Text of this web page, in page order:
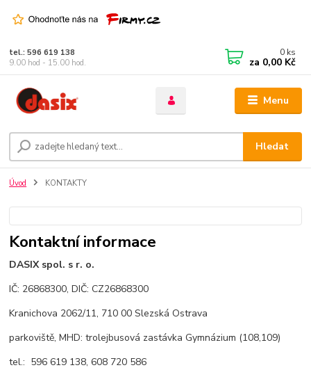
Menu
Hledat
tel.: 596 619 138
9.00 hod - 15.00 hod.
0 ks
za 0,00 Kč
Úvod KONTAKTY
Kontaktní informace
DASIX spol. s r. o.
IČ: 26868300, DIČ: CZ26868300
Kranichova 2062/11, 710 00 Slezská Ostrava
parkoviště, MHD: trolejbusová zastávka Gymnázium (108,109)
tel.: 596 619 138, 608 720 586